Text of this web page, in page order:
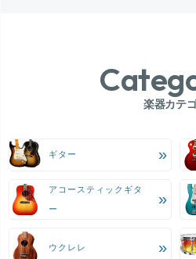
楽器カテ
ギター
アコースティックギタ
ー
ウクレレ